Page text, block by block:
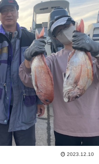
2023.12.10